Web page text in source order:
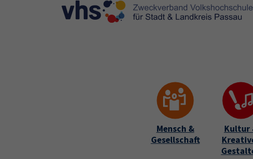
Skip to main content
Skip to page footer
Mensch &
Gesellschaft
Kultur